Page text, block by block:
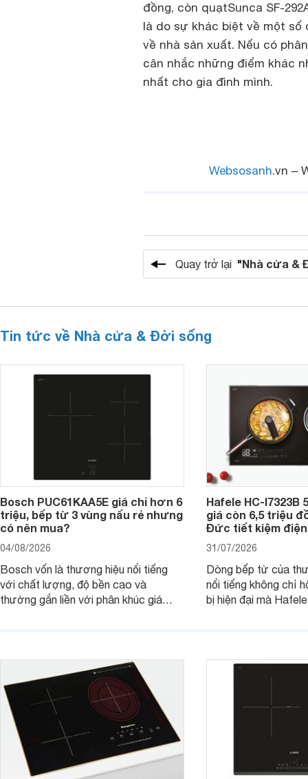
đồng, còn quạtSunca SF-
là do sự khác biệt về một
về nhà sản xuất. Nếu có
cân nhắc những điểm khác
nhất cho gia đình mình.
Websosanh.vn –
Quay trở lại "Nhà cửa &
Tin tức về Nhà cửa & Đời sống
Bosch PUC61KAA5E giá chỉ hơn 6
triệu, bếp từ 3 vùng nấu rẻ nhưng
có nên mua?
04/08/2026
Bosch vốn là thương hiệu nổi tiếng
với chất lượng, độ bền cao và
thường gắn liền với phân khúc giá
đơn vị phân phối với mức giá khá dễ
tiếp cận, thu hút sự quan tâm của
nhiều người tiêu dùng.
Hafele HC-I7323B
giá còn 6,5 triệu
Đức tiết kiệm
31/07/2026
Dòng bếp từ của
nổi tiếng không chỉ
bị hiện đại mà
gia đình.